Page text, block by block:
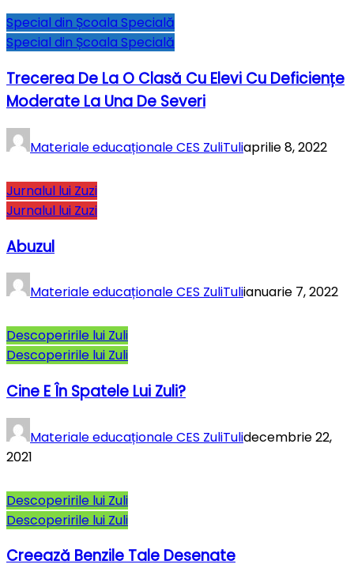
Special din Școala Specială
Special din Școala Specială
Trecerea De La O Clasă Cu Elevi Cu Deficiențe
Moderate La Una De Severi
Materiale educaționale CES ZuliTuliaprilie 8, 2022
Jurnalul lui Zuzi
Jurnalul lui Zuzi
Abuzul
Materiale educaționale CES ZuliTuliianuarie 7, 2022
Descoperirile lui Zuli
Descoperirile lui Zuli
Cine E În Spatele Lui Zuli?
Materiale educaționale CES ZuliTulidecembrie 22,
2021
Descoperirile lui Zuli
Descoperirile lui Zuli
Creează Benzile Tale Desenate